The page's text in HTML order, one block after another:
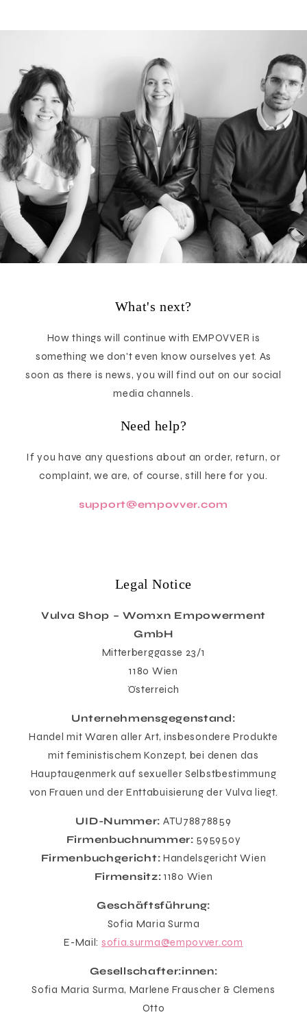
What's next?
How things will continue with EMPOVVER is
something we don't even know ourselves yet. As
soon as there is news, you will find out on our social
media channels.
Need help?
If you have any questions about an order, return, or
complaint, we are, of course, still here for you.
support@empovver.com
Legal Notice
Vulva Shop – Womxn Empowerment
GmbH
Mitterberggasse 23/1
1180 Wien
Österreich
Unternehmensgegenstand:
Handel mit Waren aller Art, insbesondere Produkte
mit feministischem Konzept, bei denen das
Hauptaugenmerk auf sexueller Selbstbestimmung
von Frauen und der Enttabuisierung der Vulva liegt.
UID-Nummer: ATU78878859
Firmenbuchnummer: 595950y
Firmenbuchgericht: Handelsgericht Wien
Firmensitz: 1180 Wien
Geschäftsführung:
Sofia Maria Surma
E-Mail: sofia.surma@empovver.com
Gesellschafter:innen:
Sofia Maria Surma, Marlene Frauscher & Clemens
Otto